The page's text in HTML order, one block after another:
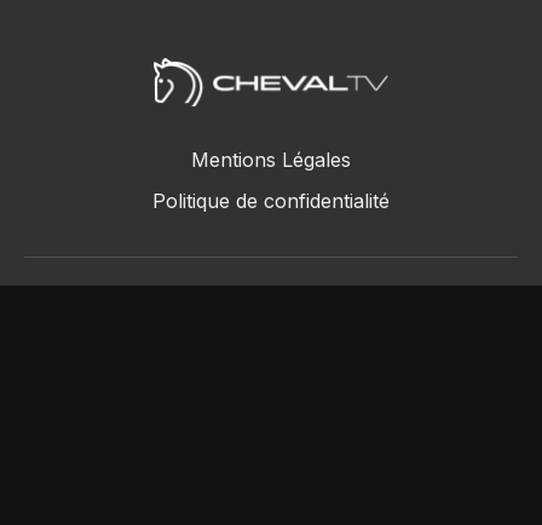
Mentions Légales
Politique de confidentialité